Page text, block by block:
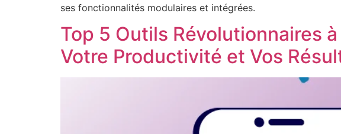
ses fonctionnalités modulaires et intégrées.
Top 5 Outils Révolutionnaires
Votre Productivité et Vos